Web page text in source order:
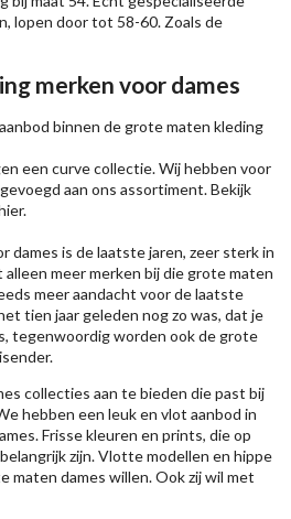
lopen door tot 58-60. Zoals de
merken voor dames
binnen de grote maten kleding
een curve collectie. Wij hebben voor
aan ons assortiment. Bekijk
dames is de laatste jaren, zeer sterk in
meer merken bij die grote maten
meer aandacht voor de laatste
tien jaar geleden nog zo was, dat je
tegenwoordig worden ook de grote
collecties aan te bieden die past bij
hebben een leuk en vlot aanbod in
Frisse kleuren en prints, die op
zijn. Vlotte modellen en hippe
maten dames willen. Ook zij wil met